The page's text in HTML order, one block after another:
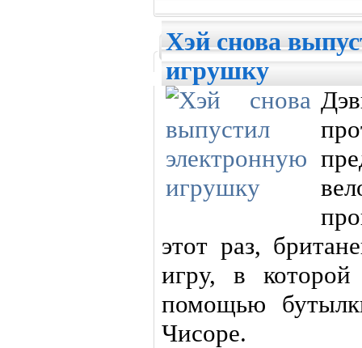
Хэй снова
игрушку
этот раз,
игру, в
помощью
Чисоре.